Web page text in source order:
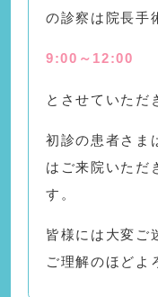
の診察は院長手
9:00～12:00
とさせていただ
初診の患者さま
はご来院いただ
す。
皆様には大変ご
ご理解のほどよ